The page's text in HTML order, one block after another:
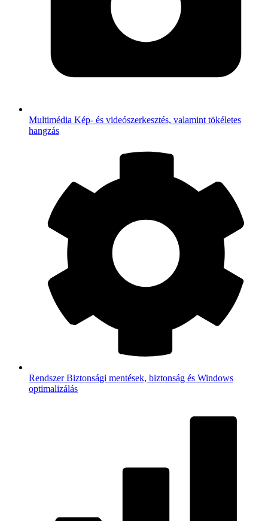
Multimédia Kép- és videószerkesztés, valamint tökéletes
hangzás
RendszerBiztonsági mentések, biztonság és Windows
optimalizálás